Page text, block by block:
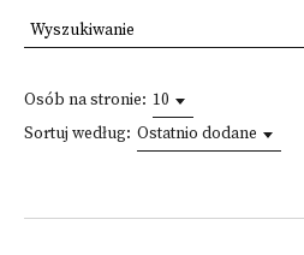
Osób na stronie: 10
Sortuj według: Ostatnio dodane
Wyszukiwanie